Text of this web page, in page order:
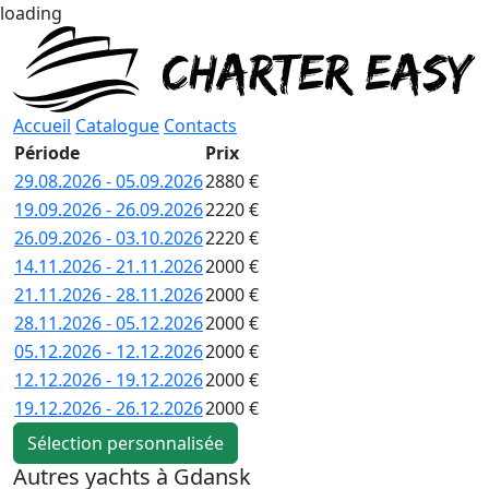
loading
Accueil Catalogue Contacts
Période
Prix
29.08.2026 - 05.09.20262880 €
19.09.2026 - 26.09.20262220 €
26.09.2026 - 03.10.20262220 €
14.11.2026 - 21.11.20262000 €
21.11.2026 - 28.11.20262000 €
28.11.2026 - 05.12.20262000 €
05.12.2026 - 12.12.20262000 €
12.12.2026 - 19.12.20262000 €
19.12.2026 - 26.12.20262000 €
Sélection personnalisée
Autres yachts à Gdansk